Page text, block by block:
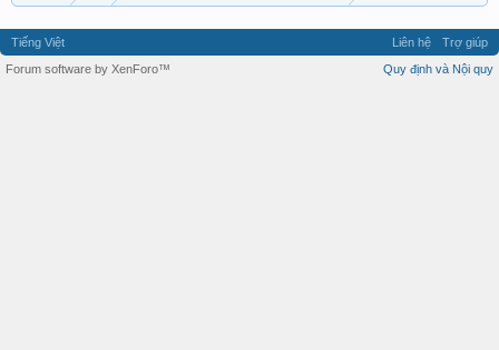
Tiếng Việt Liên hệ
Trợ giúp
Quy định và Nội quy
Forum software by XenForo™